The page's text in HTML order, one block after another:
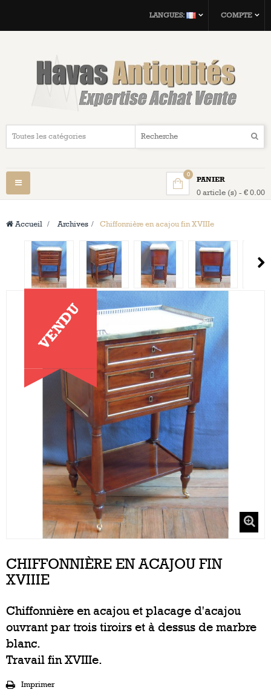
COMPTE
LANGUES:
PANIER
0 article (s) - € 0.00
0
Navigation
bascule
Accueil > Archives > Chiffonnière en acajou fin XVIIIe
VENDU
CHIFFONNIÈRE EN ACAJOU FIN
XVIIIE
Chiffonnière en acajou et placage d'acajou
ouvrant par trois tiroirs et à dessus de marbre
blanc.
Travail fin XVIIIe.
Imprimer